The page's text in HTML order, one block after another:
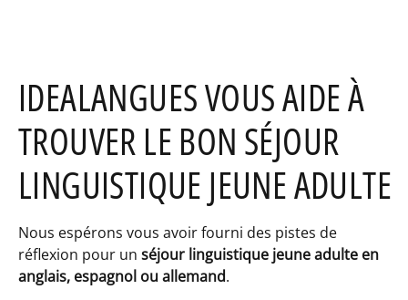
IDEALANGUES VOUS AIDE À
TROUVER LE BON SÉJOUR
LINGUISTIQUE JEUNE ADULTE
Nous espérons vous avoir fourni des pistes de
réflexion pour un séjour linguistique jeune adulte en
anglais, espagnol ou allemand.